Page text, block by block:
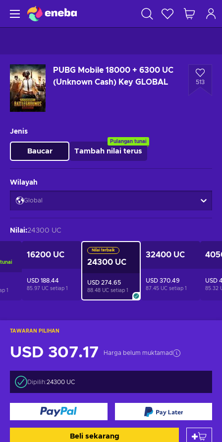
PUBG Mobile 18000 + 6300 UC
(Unknown Cash) Key GLOBAL
513
TAWARAN PILIHAN
USD 307.17 Harga belum muktamad
Dipilih:24300 UC
Beli sekarang
Jenis
Baucar Tambah nilai terus
Pulangan tunai
Wilayah
Global
Nilai:24300 UC
1
16200 UC
USD 188.44
85.97 UC setiap 1
Nilai terbaik
24300 UC
USD 274.65
88.48 UC setiap 1
32400 UC
USD 370.49
87.45 UC setiap 1
USD
85.32